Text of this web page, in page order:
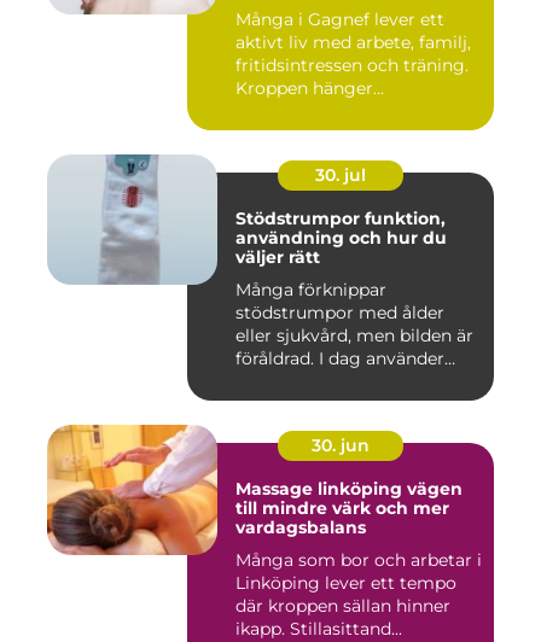
Många i Gagnef lever ett
aktivt liv med arbete, familj,
fritidsintressen och träning.
Kroppen hänger...
30. jul
Stödstrumpor funktion,
användning och hur du
väljer rätt
Många förknippar
stödstrumpor med ålder
eller sjukvård, men bilden är
föråldrad. I dag använder
30. jun
Massage linköping vägen
till mindre värk och mer
vardagsbalans
Många som bor och arbetar i
Linköping lever ett tempo
där kroppen sällan hinner
ikapp. Stillasittand...